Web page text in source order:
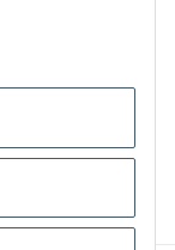
Versand